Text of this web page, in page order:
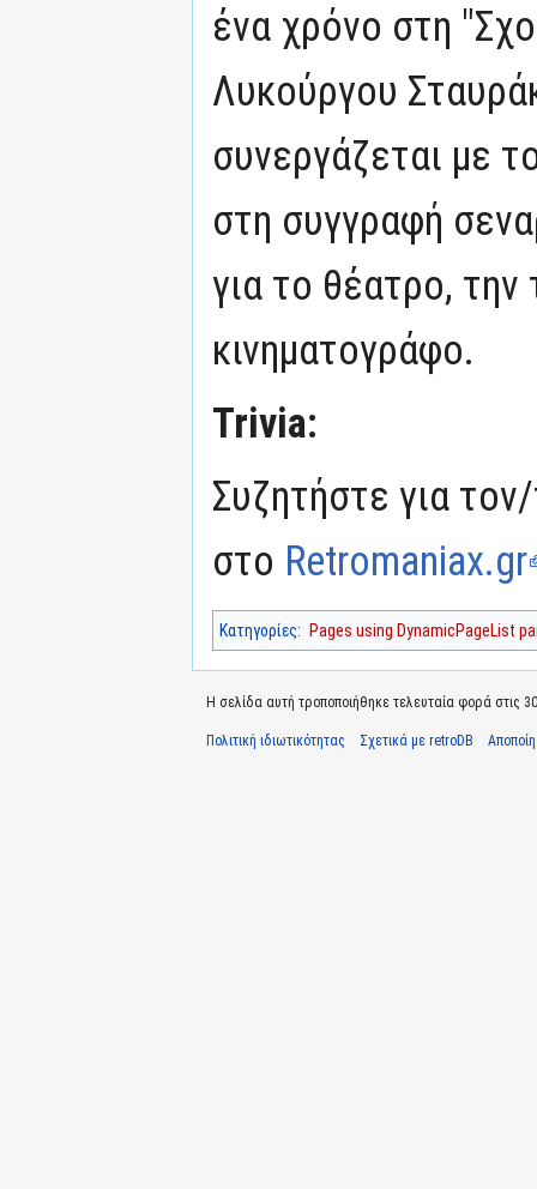
ένα χρόνο στη
Λυκούργου
συνεργάζεται με
στη συγγραφή
για το θέατρο,
κινηματογράφο.
Trivia:
Συζητήστε για
στο Retromaniax.gr
Κατηγορίες: Pages using DynamicPageList
Η σελίδα αυτή τροποποιήθηκε τελευταία φορά στις 30
Πολιτική ιδιωτικότητας Σχετικά με retroDB